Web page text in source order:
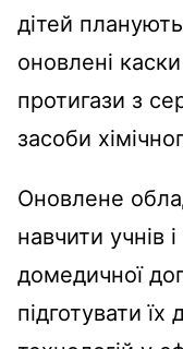
дітей
оновлені
протигази з
засоби
Оновлене
навчити учнів
домедичної
підготувати